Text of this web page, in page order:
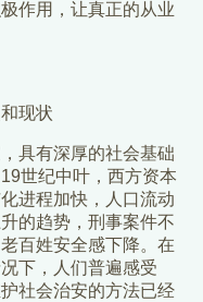
作用，让真正的从业
现状
具有深厚的社会基础
世纪中叶，西方资本
进程加快，人口流动
的趋势，刑事案件不
百姓安全感下降。在
下，人们普遍感受
社会治安的方法已经